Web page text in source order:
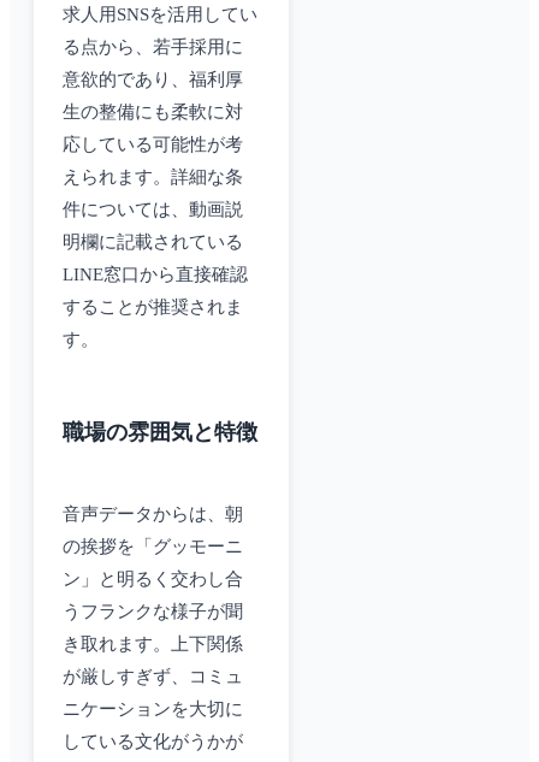
求人用SNSを活用してい
る点から、若手採用に
意欲的であり、福利厚
生の整備にも柔軟に対
応している可能性が考
えられます。詳細な条
件については、動画説
明欄に記載されている
LINE窓口から直接確認
することが推奨されま
す。
職場の雰囲気と特徴
音声データからは、朝
の挨拶を「グッモーニ
ン」と明るく交わし合
うフランクな様子が聞
き取れます。上下関係
が厳しすぎず、コミュ
ニケーションを大切に
している文化がうかが